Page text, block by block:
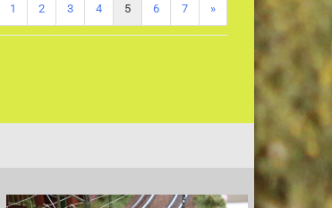
1 2 3 4 5 6 7 »